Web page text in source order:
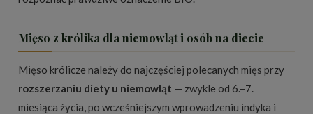
Mięso z królika dla niemowląt i osób na diecie
Mięso królicze należy do najczęściej polecanych mięs przy
rozszerzaniu diety u niemowląt — zwykle od 6.–7.
miesiąca życia, po wcześniejszym wprowadzeniu indyka i